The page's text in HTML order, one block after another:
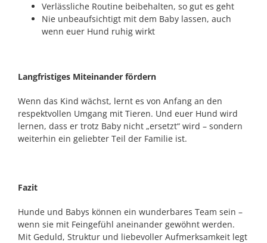
Verlässliche Routine beibehalten, so gut es geht
Nie unbeaufsichtigt mit dem Baby lassen, auch
wenn euer Hund ruhig wirkt
Langfristiges Miteinander fördern
Wenn das Kind wächst, lernt es von Anfang an den
respektvollen Umgang mit Tieren. Und euer Hund wird
lernen, dass er trotz Baby nicht „ersetzt“ wird – sondern
weiterhin ein geliebter Teil der Familie ist.
Fazit
Hunde und Babys können ein wunderbares Team sein –
wenn sie mit Feingefühl aneinander gewöhnt werden.
Mit Geduld, Struktur und liebevoller Aufmerksamkeit legt